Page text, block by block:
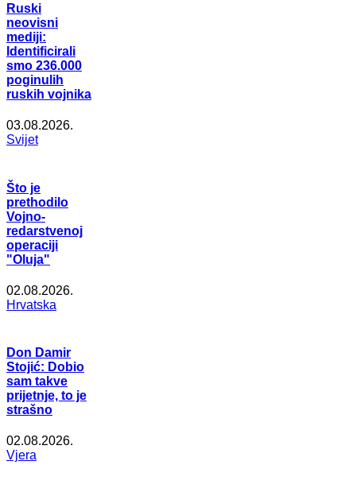
Ruski
neovisni
mediji:
Identificirali
smo 236.000
poginulih
ruskih vojnika
03.08.2026.
Svijet
Što je
prethodilo
Vojno-
redarstvenoj
operaciji
"Oluja"
02.08.2026.
Hrvatska
Don Damir
Stojić: Dobio
sam takve
prijetnje, to je
strašno
02.08.2026.
Vjera